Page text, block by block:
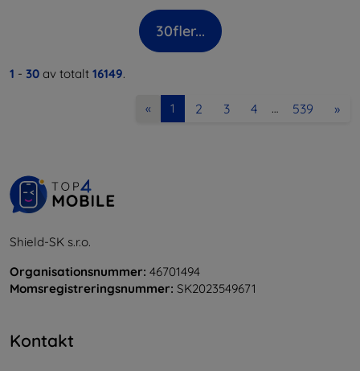
30fler...
1 - 30 av totalt 16149.
« 1 2 3 4 … 539 »
Shield-SK s.r.o.
Organisationsnummer: 46701494
Momsregistreringsnummer: SK2023549671
Kontakt